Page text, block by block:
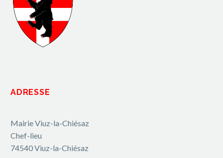
ADRESSE
Mairie Viuz-la-Chiésaz
Chef-lieu
74540 Viuz-la-Chiésaz